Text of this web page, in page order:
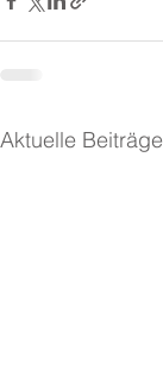
Aktuelle Beiträge